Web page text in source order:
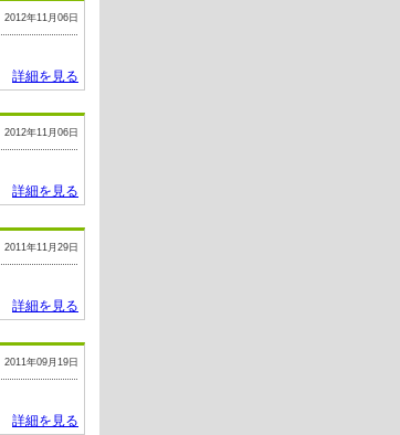
2012年11月06日
詳細を見る
2012年11月06日
詳細を見る
2011年11月29日
詳細を見る
2011年09月19日
詳細を見る